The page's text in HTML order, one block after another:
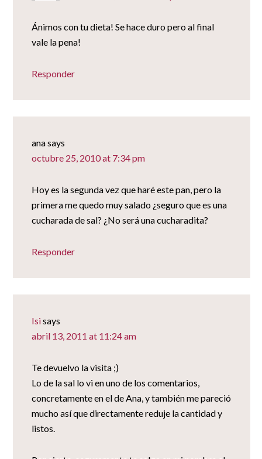
Ánimos con tu dieta! Se hace duro pero al final
vale la pena!
Responder
anasays
octubre 25, 2010 at 7:34 pm
Hoy es la segunda vez que haré este pan, pero la
primera me quedo muy salado ¿seguro que es una
cucharada de sal? ¿No será una cucharadita?
Responder
Isisays
abril 13, 2011 at 11:24 am
Te devuelvo la visita ;)
Lo de la sal lo vi en uno de los comentarios,
concretamente en el de Ana, y también me pareció
mucho así que directamente reduje la cantidad y
listos.